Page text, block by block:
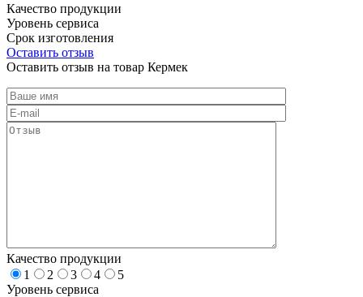
Качество продукции
Уровень сервиса
Срок изготовления
Оставить отзыв
Оставить отзыв на товар Кермек
Качество продукции
1
2 3 4
5
Уровень сервиса